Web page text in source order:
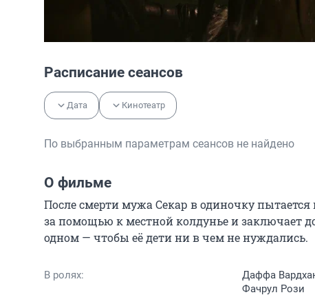
Расписание сеансов
Дата Кинотеатр
По выбранным параметрам сеансов не найдено
О фильме
После смерти мужа Секар в одиночку пытается
за помощью к местной колдунье и заключает
одном — чтобы её дети ни в чем не нуждались.
В ролях:
Даффа
Фачрул Рози